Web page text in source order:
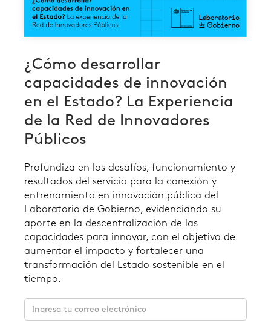
¿Cómo desarrollar
capacidades de innovación
en el Estado? La Experiencia
de la Red de Innovadores
Públicos
Profundiza en los desafíos, funcionamiento y
resultados del servicio para la conexión y
entrenamiento en innovación pública del
Laboratorio de Gobierno, evidenciando su
aporte en la descentralización de las
capacidades para innovar, con el objetivo de
aumentar el impacto y fortalecer una
transformación del Estado sostenible en el
tiempo.